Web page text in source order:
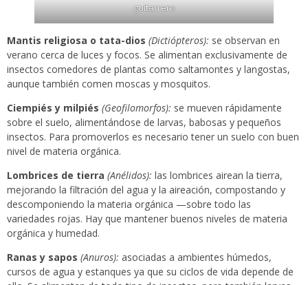
guitarrero
Mantis religiosa o tata-dios (Dictiópteros): se observan en
verano cerca de luces y focos. Se alimentan exclusivamente de
insectos comedores de plantas como saltamontes y langostas,
aunque también comen moscas y mosquitos.
Ciempiés y milpiés (Geofilomorfos): se mueven rápidamente
sobre el suelo, alimentándose de larvas, babosas y pequeños
insectos. Para promoverlos es necesario tener un suelo con buen
nivel de materia orgánica.
Lombrices de tierra (Anélidos): las lombrices airean la tierra,
mejorando la filtración del agua y la aireación, compostando y
descomponiendo la materia orgánica —sobre todo las
variedades rojas. Hay que mantener buenos niveles de materia
orgánica y humedad.
Ranas y sapos (Anuros): asociadas a ambientes húmedos,
cursos de agua y estanques ya que su ciclos de vida depende de